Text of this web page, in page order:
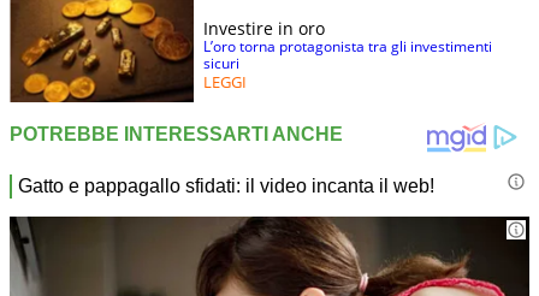
Investire in oro
L’oro torna protagonista tra gli investimenti
sicuri
LEGGI